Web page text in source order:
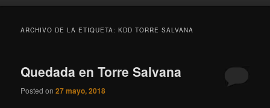
ARCHIVO DE LA ETIQUETA:KDD TORRE SALVANA
Quedada en Torre Salvana
Posted on27 mayo, 2018